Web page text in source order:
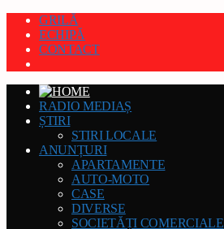
GRILĂ
ECHIPĂ
CONTACT
RADIO MEDIAȘ
ȘTIRI
STIRI LOCALE
ANUNȚURI
APARTAMENTE
AUTO-MOTO
CASE
DIVERSE
SOCIETĂȚI COMERCIALE